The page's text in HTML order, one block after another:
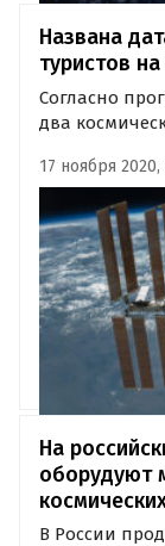
Названа
туристов
Согласно
два
полета
их
«Энергия».
17 ноября 2020,
На
оборудуют
В России